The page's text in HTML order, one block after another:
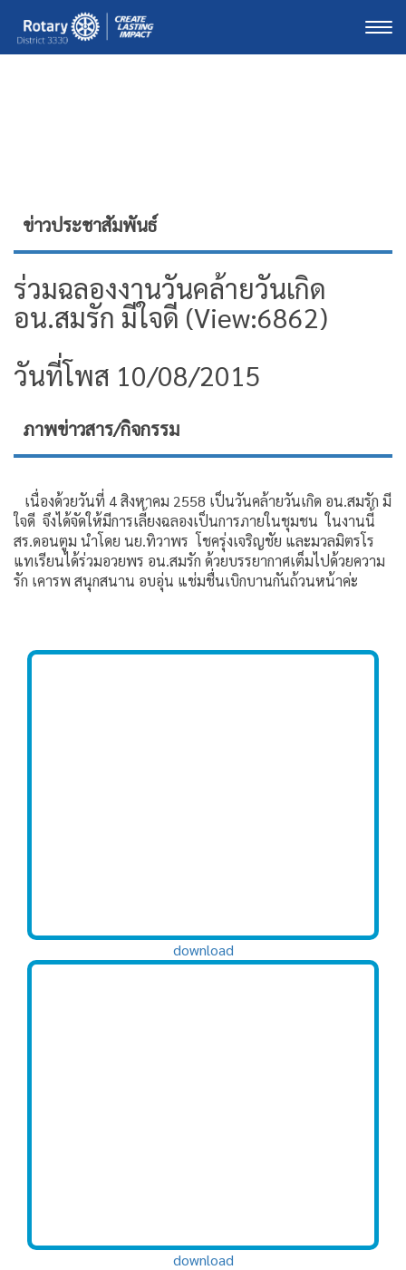
ข่าวประชาสัมพันธ์
ร่วมฉลองงานวันคล้ายวันเกิด
อน.สมรัก มีใจดี (View:6862)
วันที่โพส 10/08/2015
ภาพข่าวสาร/กิจกรรม
เนื่องด้วยวันที่ 4 สิงหาคม 2558 เป็นวันคล้ายวันเกิด อน.สมรัก มี
ใจดี จึงได้จัดให้มีการเลี้ยงฉลองเป็นการภายในชุมชน ในงานนี้
สร.ดอนตูม นำโดย นย.ทิวาพร โชครุ่งเจริญชัย และมวลมิตรโร
แทเรียนได้ร่วมอวยพร อน.สมรัก ด้วยบรรยากาศเต็มไปด้วยความ
รัก เคารพ สนุกสนาน อบอุ่น แช่มชื่นเบิกบานกันถ้วนหน้าค่ะ
download
download